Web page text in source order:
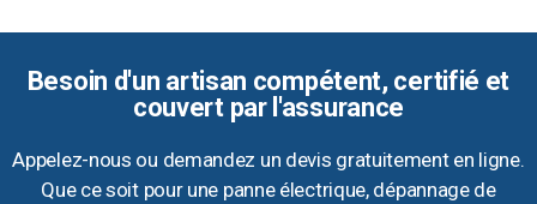
Besoin d'un artisan compétent, certifié et
couvert par l'assurance
Appelez-nous ou demandez un devis gratuitement en ligne.
Que ce soit pour une panne électrique, dépannage de